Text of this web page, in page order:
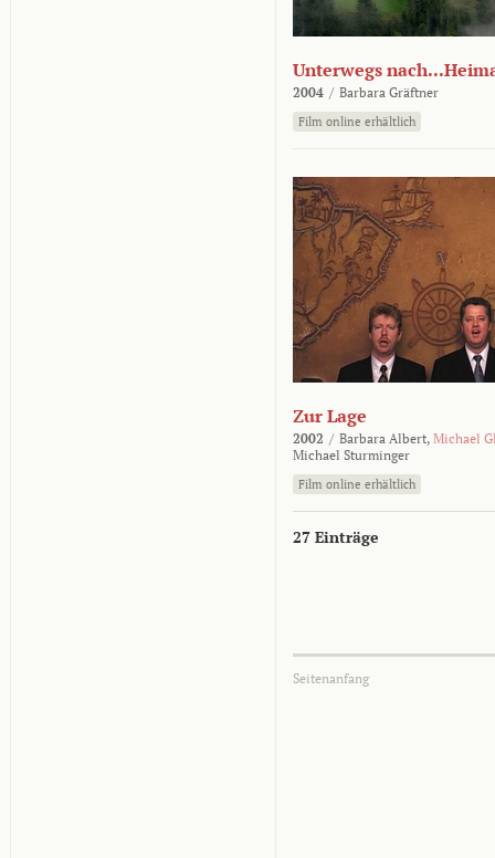
Unterwegs
2004 / Barbara Gräftner
Film online erhältlich
Zur Lage
2002 / Barbara Albert, Michael
Michael Sturminger
Film online erhältlich
27 Einträge
Seitenanfang